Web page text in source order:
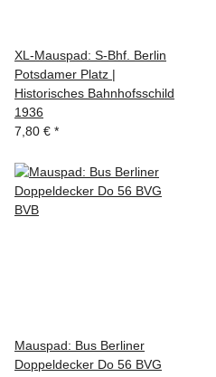
XL-Mauspad: S-Bhf. Berlin
Potsdamer Platz |
Historisches Bahnhofsschild
1936
7,80 € *
Mauspad: Bus Berliner
Doppeldecker Do 56 BVG